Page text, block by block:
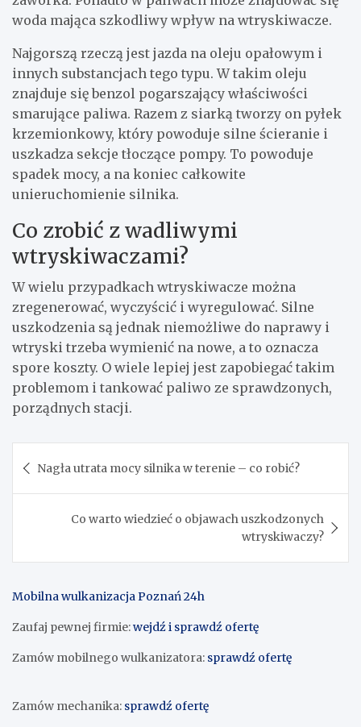
woda mająca szkodliwy wpływ na wtryskiwacze.
Najgorszą rzeczą jest jazda na oleju opałowym i
innych substancjach tego typu. W takim oleju
znajduje się benzol pogarszający właściwości
smarujące paliwa. Razem z siarką tworzy on pyłek
krzemionkowy, który powoduje silne ścieranie i
uszkadza sekcje tłoczące pompy. To powoduje
spadek mocy, a na koniec całkowite
unieruchomienie silnika.
Co zrobić z wadliwymi
wtryskiwaczami?
W wielu przypadkach wtryskiwacze można
zregenerować, wyczyścić i wyregulować. Silne
uszkodzenia są jednak niemożliwe do naprawy i
wtryski trzeba wymienić na nowe, a to oznacza
spore koszty. O wiele lepiej jest zapobiegać takim
problemom i tankować paliwo ze sprawdzonych,
porządnych stacji.
wpisu
Nagła utrata mocy silnika w terenie – co robić?
Co warto wiedzieć o objawach uszkodzonych
wtryskiwaczy?
Mobilna wulkanizacja Poznań 24h
Zaufaj pewnej firmie:wejdź i sprawdź ofertę
Zamów mobilnego wulkanizatora: sprawdź ofertę
Zamów mechanika: sprawdź ofertę